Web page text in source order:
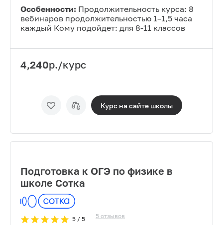
Особенности: Продолжительность курса: 8
вебинаров продолжительностью 1–1,5 часа
каждый Кому подойдет: для 8-11 классов
4,240р./курс
Курс на сайте школы
Подготовка к ОГЭ по физике в
школе Сотка
5/ 5 5 отзывов